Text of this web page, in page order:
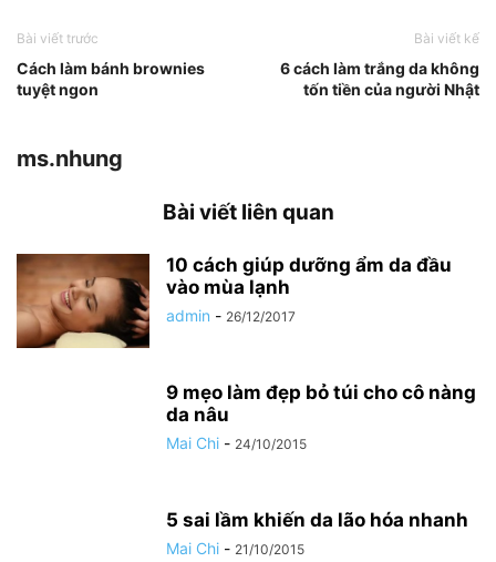
Bài viết trước
Cách làm bánh brownies
tuyệt ngon
Bài viết kế
6 cách làm trắng da không
tốn tiền của người Nhật
ms.nhung
Bài viết liên quan
10 cách giúp dưỡng ẩm da đầu
vào mùa lạnh
admin - 26/12/2017
9 mẹo làm đẹp bỏ túi cho cô nàng
da nâu
Mai Chi - 24/10/2015
5 sai lầm khiến da lão hóa nhanh
Mai Chi - 21/10/2015